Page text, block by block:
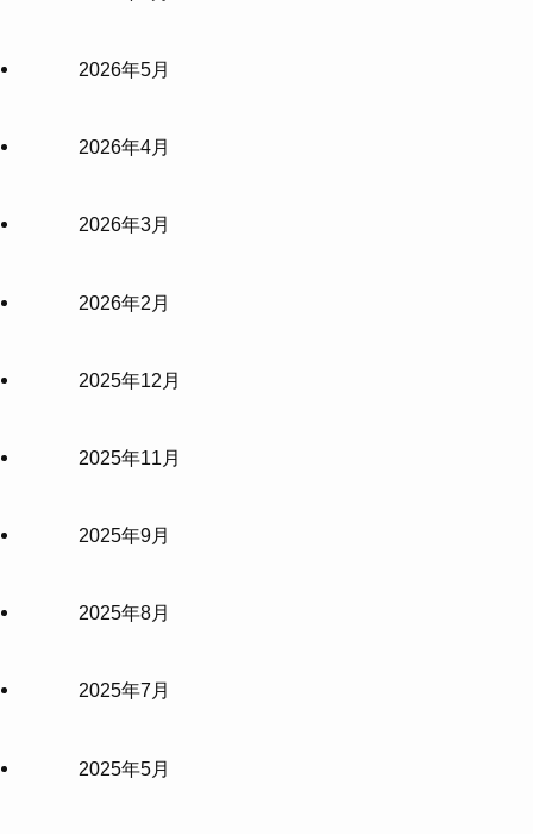
2026年5月
2026年4月
2026年3月
2026年2月
2025年12月
2025年11月
2025年9月
2025年8月
2025年7月
2025年5月